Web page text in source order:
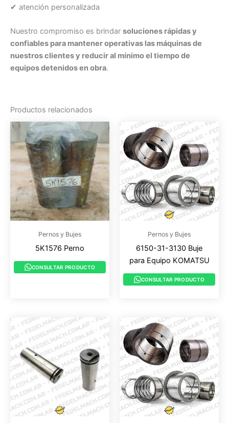
✔ atención personalizada
Nuestro compromiso es brindar soluciones rápidas y
confiables para mantener operativas las máquinas de
nuestros clientes y reducir al mínimo el tiempo de
equipos detenidos en obra.
Productos relacionados
Pernos y Bujes
5K1576 Perno
CONSULTAR PRODUCTO
Pernos y Bujes
6150-31-3130 Buje
para Equipo KOMATSU
CONSULTAR PRODUCTO